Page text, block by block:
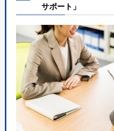
サポート」